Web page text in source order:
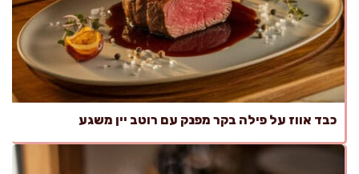
כבד אווז על פילה בקר מפנק עם רוטב יין משגע